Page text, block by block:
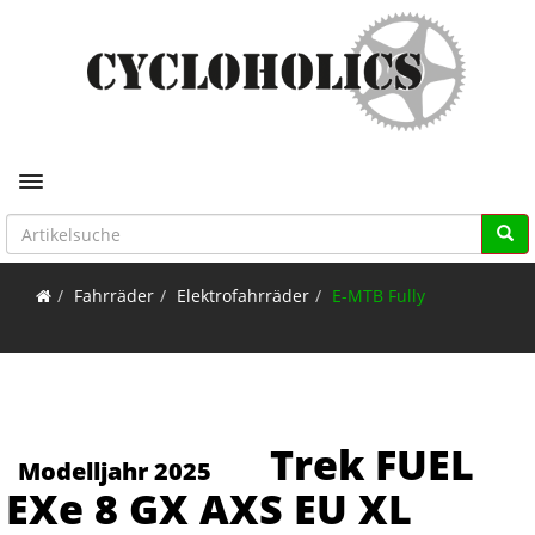
Toggle navigation
Fahrräder Elektrofahrräder E-MTB Fully
Modelljahr 2025
Trek FUEL
EXe 8 GX AXS EU XL